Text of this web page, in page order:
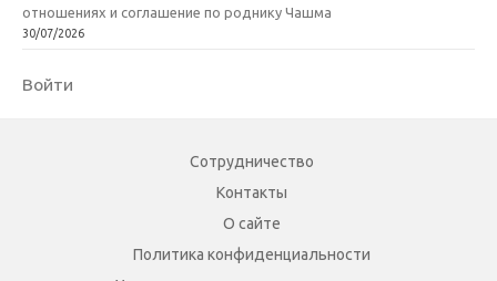
отношениях и соглашение по роднику Чашма
30/07/2026
Войти
Сотрудничество
Контакты
О сайте
Политика конфиденциальности